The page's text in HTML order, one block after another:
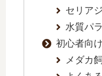
セリア
水質パ
初心者向
メダカ